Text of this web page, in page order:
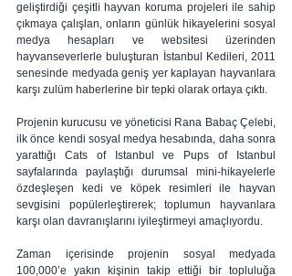
geliştirdiği çeşitli hayvan koruma projeleri ile sahip
çıkmaya çalışlan, onların günlük hikayelerini sosyal
medya hesapları ve websitesi üzerinden
hayvanseverlerle buluşturan İstanbul Kedileri, 2011
senesinde medyada geniş yer kaplayan hayvanlara
karşı zulüm haberlerine bir tepki olarak ortaya çıktı.
Projenin kurucusu ve yöneticisi Rana Babaç Çelebi,
ilk önce kendi sosyal medya hesabında, daha sonra
yarattığı Cats of Istanbul ve Pups of Istanbul
sayfalarında paylaştığı durumsal mini-hikayelerle
özdeşleşen kedi ve köpek resimleri ile hayvan
sevgisini popülerleştirerek; toplumun hayvanlara
karşı olan davranışlarını iyileştirmeyi amaçlıyordu.
Zaman içerisinde projenin sosyal medyada
100,000’e yakın kişinin takip ettiği bir topluluğa